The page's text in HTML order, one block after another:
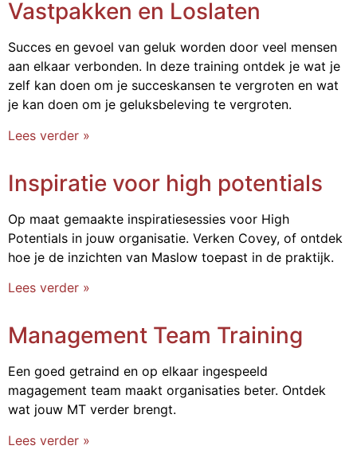
Vastpakken en Loslaten
Succes en gevoel van geluk worden door veel mensen
aan elkaar verbonden. In deze training ontdek je wat je
zelf kan doen om je succeskansen te vergroten en wat
je kan doen om je geluksbeleving te vergroten.
Lees verder »
Inspiratie voor high potentials
Op maat gemaakte inspiratiesessies voor High
Potentials in jouw organisatie. Verken Covey, of ontdek
hoe je de inzichten van Maslow toepast in de praktijk.
Lees verder »
Management Team Training
Een goed getraind en op elkaar ingespeeld
magagement team maakt organisaties beter. Ontdek
wat jouw MT verder brengt.
Lees verder »